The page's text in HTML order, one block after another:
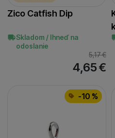
Zico Catfish Dip
Skladom / Ihneď na
odoslanie
5,17€
4,65€
-10 %